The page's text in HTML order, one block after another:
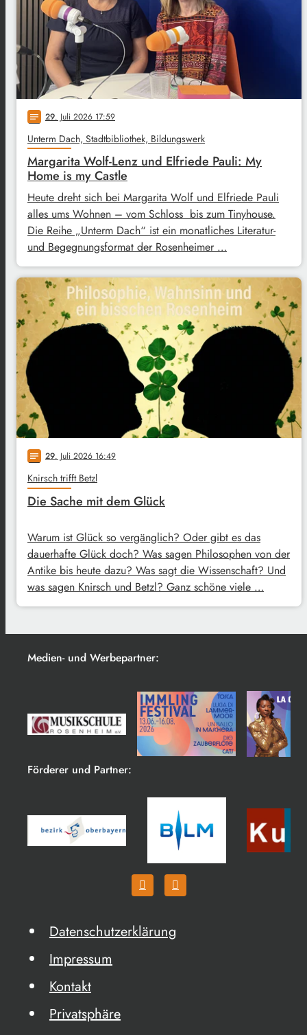
notes 29. Juli 2026 17:59
Unterm Dach, Stadtbibliothek, Bildungswerk
Margarita Wolf-Lenz und Elfriede Pauli: My
Home is my Castle
Heute dreht sich bei Margarita Wolf und Elfriede Pauli
alles ums Wohnen – vom Schloss bis zum Tinyhouse.
Die Reihe „Unterm Dach“ ist ein monatliches Literatur-
und Begegnungsformat der Rosenheimer …
notes 29. Juli 2026 16:49
Knirsch trifft Betzl
Die Sache mit dem Glück
Warum ist Glück so vergänglich? Oder gibt es das
dauerhafte Glück doch? Was sagen Philosophen von der
Antike bis heute dazu? Was sagt die Wissenschaft? Und
was sagen Knirsch und Betzl? Ganz schöne viele …
Medien- und Werbepartner:
Förderer und Partner:
Datenschutzerklärung
Impressum
Kontakt
Privatsphäre